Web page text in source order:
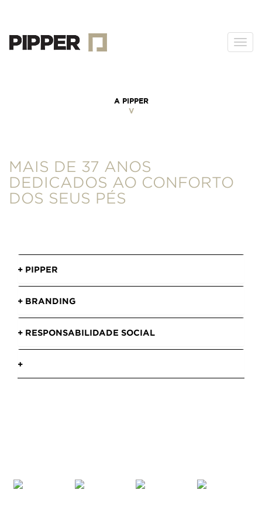
A PIPPER
V
MAIS DE 37 ANOS
DEDICADOS AO CONFORTO
DOS SEUS PÉS
+ PIPPER
+ BRANDING
+ RESPONSABILIDADE SOCIAL
+